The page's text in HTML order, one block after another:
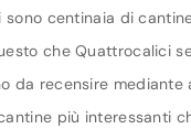
sono centinaia di
che Quattrocalici
da recensire mediante
più interessanti